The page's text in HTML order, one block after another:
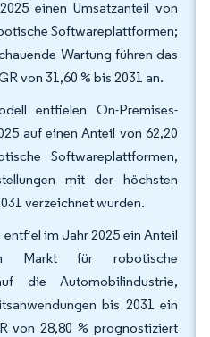
einen Umsatzanteil von
Softwareplattformen;
Wartung führen das
von 31,60 % bis 2031 an.
entfielen On-Premises-
auf einen Anteil von 62,20
Softwareplattformen,
mit der höchsten
verzeichnet wurden.
im Jahr 2025 ein Anteil
für robotische
die Automobilindustrie,
bis 2031 ein
von 28,80 % prognostiziert